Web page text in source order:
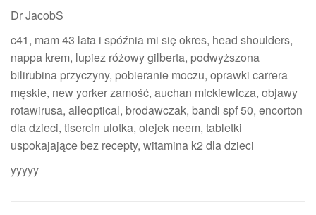
Dr JacobS
c41, mam 43 lata i spóźnia mi się okres, head shoulders,
nappa krem, lupiez różowy gilberta, podwyższona
bilirubina przyczyny, pobieranie moczu, oprawki carrera
męskie, new yorker zamość, auchan mickiewicza, objawy
rotawirusa, alleoptical, brodawczak, bandi spf 50, encorton
dla dzieci, tisercin ulotka, olejek neem, tabletki
uspokajające bez recepty, witamina k2 dla dzieci
yyyyy